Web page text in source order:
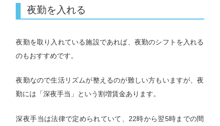
夜勤を入れる
夜勤を取り入れている施設であれば、夜勤のシフトを入れる
のもおすすめです。
夜勤なので生活リズムが整えるのが難しい方もいますが、夜
勤には「深夜手当」という割増賃金あります。
深夜手当は法律で定められていて、22時から翌5時までの間